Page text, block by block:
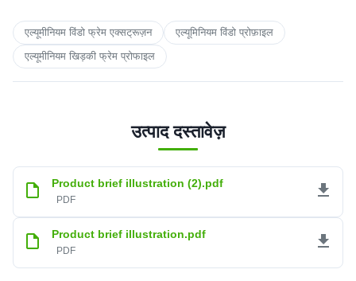
एल्यूमीनियम विंडो फ्रेम एक्सट्रूज़न
एल्यूमिनियम विंडो प्रोफ़ाइल
एल्यूमीनियम खिड़की फ्रेम प्रोफाइल
उत्पाद दस्तावेज़
Product brief illustration (2).pdf
PDF
Product brief illustration.pdf
PDF